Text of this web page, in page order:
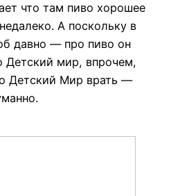
что там пиво хорошее
А поскольку в
давно — про пиво он
Детский мир, впрочем,
Детский Мир врать —